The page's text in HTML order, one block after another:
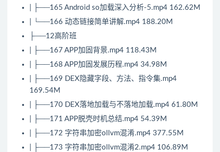
| ├──165 Android so加载深入分析-5.mp4 162.62M
| └──166 动态链接简单讲解.mp4 188.20M
├──12高阶班
| ├──167 APP加固背景.mp4 118.43M
| ├──168 APP加固发展历程.mp4 34.98M
| ├──169 DEX隐藏字段、方法、指令集.mp4
169.54M
| ├──170 DEX落地加载与不落地加载.mp4 61.80M
| ├──171 APP脱壳时机总结.mp4 54.39M
| ├──172 字符串加密ollvm混淆.mp4 377.55M
| ├──173 字符串加密ollvm混淆2.mp4 106.89M